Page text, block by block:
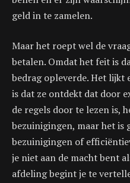
geld in te zamelen.
Maar het roept wel de
betalen. Omdat het feit is
bedrag opleverde. Het lijkt
is dat ze ontdekt dat door
de regels door te lezen is,
bezuinigingen, maar het is
bezuinigingen of
je niet aan de macht bent
afdeling begint je te